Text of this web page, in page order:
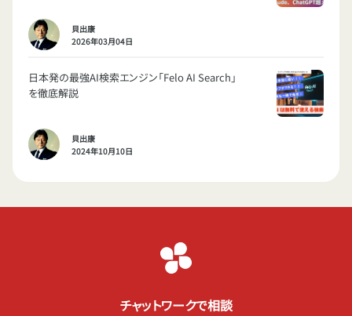
貝出康
2026年03月04日
日本発の最強AI検索エンジン「Felo AI Search」
を徹底解説
貝出康
2024年10月10日
チャットワークで相談